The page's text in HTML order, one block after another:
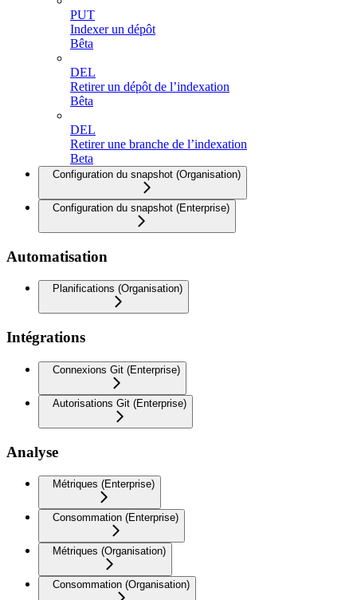
PUT
Indexer un dépôt
Bêta
DEL
Retirer un dépôt de l’indexation
Bêta
DEL
Retirer une branche de l’indexation
Beta
Configuration du snapshot (Organisation)
Configuration du snapshot (Enterprise)
Automatisation
Planifications (Organisation)
Intégrations
Connexions Git (Enterprise)
Autorisations Git (Enterprise)
Analyse
Métriques (Enterprise)
Consommation (Enterprise)
Métriques (Organisation)
Consommation (Organisation)